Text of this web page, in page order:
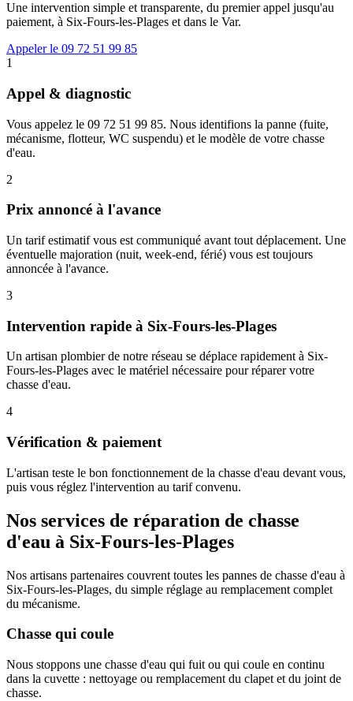
Une intervention simple et transparente, du premier appel jusqu'au
paiement, à Six-Fours-les-Plages et dans le Var.
Appeler le 09 72 51 99 85
1
Appel & diagnostic
Vous appelez le 09 72 51 99 85. Nous identifions la panne (fuite,
mécanisme, flotteur, WC suspendu) et le modèle de votre chasse
d'eau.
2
Prix annoncé à l'avance
Un tarif estimatif vous est communiqué avant tout déplacement. Une
éventuelle majoration (nuit, week-end, férié) vous est toujours
annoncée à l'avance.
3
Intervention rapide à Six-Fours-les-Plages
Un artisan plombier de notre réseau se déplace rapidement à Six-
Fours-les-Plages avec le matériel nécessaire pour réparer votre
chasse d'eau.
4
Vérification & paiement
L'artisan teste le bon fonctionnement de la chasse d'eau devant vous,
puis vous réglez l'intervention au tarif convenu.
Nos services de réparation de chasse
d'eau à Six-Fours-les-Plages
Nos artisans partenaires couvrent toutes les pannes de chasse d'eau à
Six-Fours-les-Plages, du simple réglage au remplacement complet
du mécanisme.
Chasse qui coule
Nous stoppons une chasse d'eau qui fuit ou qui coule en continu
dans la cuvette : nettoyage ou remplacement du clapet et du joint de
chasse.